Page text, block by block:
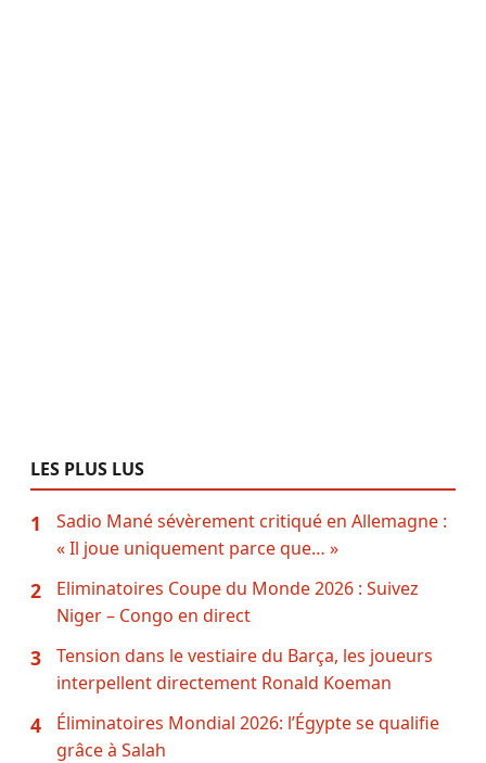
LES PLUS LUS
1
Sadio Mané sévèrement critiqué en Allemagne :
« Il joue uniquement parce que… »
2
Eliminatoires Coupe du Monde 2026 : Suivez
Niger – Congo en direct
3
Tension dans le vestiaire du Barça, les joueurs
interpellent directement Ronald Koeman
4
Éliminatoires Mondial 2026: l’Égypte se qualifie
grâce à Salah